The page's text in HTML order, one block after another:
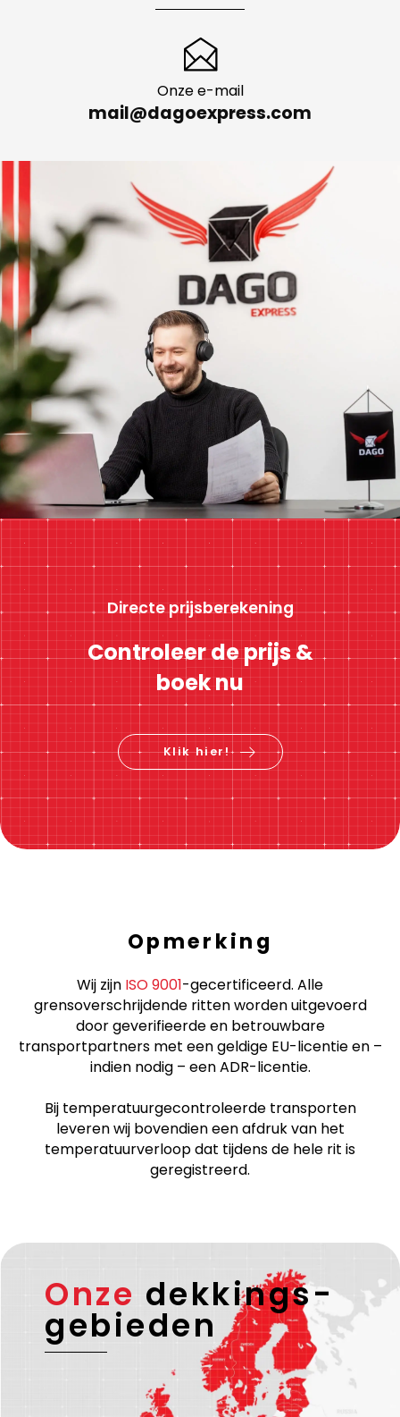
Onze e-mail
mail@dagoexpress.com
Directe prijsberekening
Controleer de prijs &
boek nu
Klik hier!
Opmerking
Wij zijn ISO 9001-gecertificeerd. Alle
grensoverschrijdende ritten worden uitgevoerd
door geverifieerde en betrouwbare
transportpartners met een geldige EU-licentie en –
indien nodig – een ADR-licentie.
Bij temperatuurgecontroleerde transporten
leveren wij bovendien een afdruk van het
temperatuurverloop dat tijdens de hele rit is
geregistreerd.
Onze dekkings-
gebieden